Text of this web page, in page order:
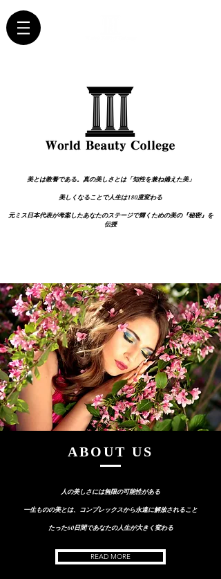
美とは教養である。真の美しさとは「知性を兼ね備えた美」
美しくなることで人生は180度変わる
元ミス日本代表が考案したあなたのステージで輝くための美の『秘密』を
伝授
ABOUT US
人の美しさには無限の可能性がある
一生ものの美とは、コンプレックスから永遠に解放されること
たった60日間であなたの人生が大きく​変わる
READ MORE